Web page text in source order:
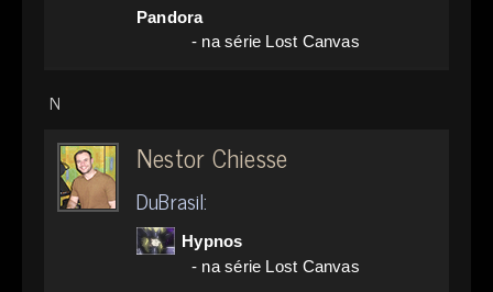
Pandora
- na série Lost Canvas
N
Nestor Chiesse
DuBrasil:
Hypnos
- na série Lost Canvas